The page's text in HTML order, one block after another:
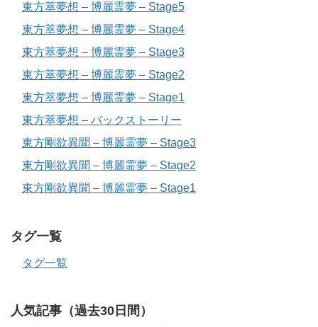
東方萃夢想 – 博麗霊夢 – Stage5
東方萃夢想 – 博麗霊夢 – Stage4
東方萃夢想 – 博麗霊夢 – Stage3
東方萃夢想 – 博麗霊夢 – Stage2
東方萃夢想 – 博麗霊夢 – Stage1
東方萃夢想 – バックストーリー
東方剛欲異聞 – 博麗霊夢 – Stage3
東方剛欲異聞 – 博麗霊夢 – Stage2
東方剛欲異聞 – 博麗霊夢 – Stage1
タグ一覧
タグ一覧
人気記事（過去30日間）